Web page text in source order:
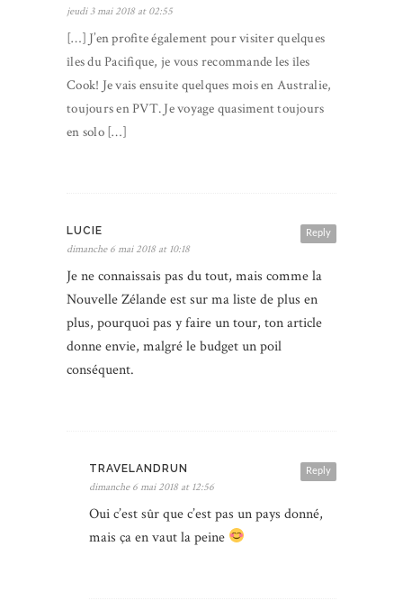
jeudi 3 mai 2018 at 02:55
[…] J’en profite également pour visiter quelques
îles du Pacifique, je vous recommande les îles
Cook! Je vais ensuite quelques mois en Australie,
toujours en PVT. Je voyage quasiment toujours
en solo […]
Reply
LUCIE
dimanche 6 mai 2018 at 10:18
Je ne connaissais pas du tout, mais comme la
Nouvelle Zélande est sur ma liste de plus en
plus, pourquoi pas y faire un tour, ton article
donne envie, malgré le budget un poil
conséquent.
Reply
TRAVELANDRUN
dimanche 6 mai 2018 at 12:56
Oui c’est sûr que c’est pas un pays donné,
mais ça en vaut la peine